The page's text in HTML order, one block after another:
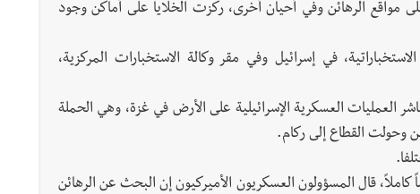
مواقع الرهائن وفي أحيان أخرى، ركزت الخلايا على أماكن وجود
في إسرائيل وفي مقر وكالة الاستخبارات المركزية،
العمليات العسكرية الإسرائيلية على الأرض في غزة، وهي الحملة
وحولت القطاع إلى ركام.
قال المسؤولون العسكريون الأميركيون إن البحث عن الرهائن